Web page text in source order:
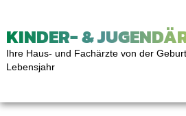
KINDER- &
Ihre Haus- und Fachärzte von der
Lebensjahr